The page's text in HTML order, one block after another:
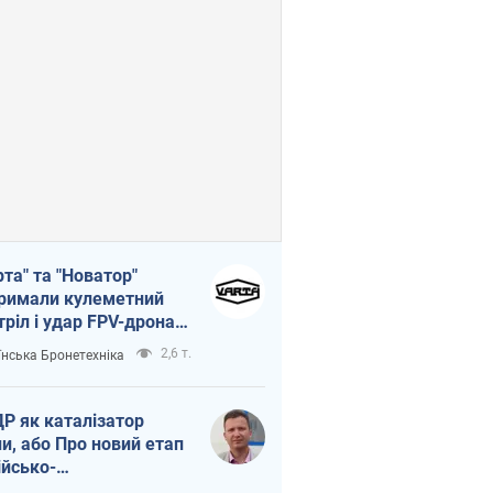
та "Новатор"
кулеметний
і удар FPV-дрона,
життя
ЗСУ
Бронетехніка 2,6 т.
як каталізатор
або Про новий етап